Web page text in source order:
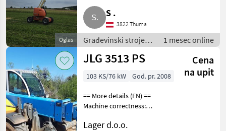
Oglas
S .
3822 Thuma
Građevinski strojevi
/ Teleskopski
utovarivači
1 mesec online
JLG 3513 PS
Cena
na upit
103 KS/76 kW God. pr. 2008
== More details (EN) ==
Machine correctness:
Pneumatic Crane
Lager d.o.o.